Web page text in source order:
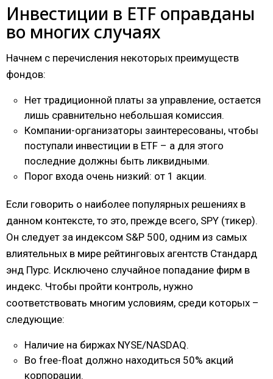
Инвестиции в ETF оправданы
во многих случаях
Начнем с перечисления некоторых преимуществ
фондов:
Нет традиционной платы за управление, остается
лишь сравнительно небольшая комиссия.
Компании-организаторы заинтересованы, чтобы
поступали инвестиции в ETF – а для этого
последние должны быть ликвидными.
Порог входа очень низкий: от 1 акции.
Если говорить о наиболее популярных решениях в
данном контексте, то это, прежде всего, SPY (тикер).
Он следует за индексом S&P 500, одним из самых
влиятельных в мире рейтинговых агентств Стандард
энд Пурс. Исключено случайное попадание фирм в
индекс. Чтобы пройти контроль, нужно
соответствовать многим условиям, среди которых –
следующие:
Наличие на биржах NYSE/NASDAQ.
Во free-float должно находиться 50% акций
корпорации.